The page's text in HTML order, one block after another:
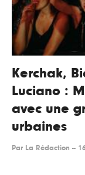
Kerchak,
Luciano :
avec une
urbaines
Par La Rédaction --